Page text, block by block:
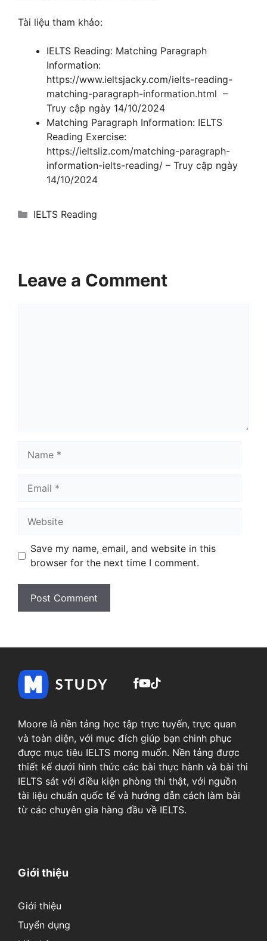
Tài liệu tham khảo:
IELTS Reading: Matching Paragraph
Information:
https://www.ieltsjacky.com/ielts-reading-
matching-paragraph-information.html –
Truy cập ngày 14/10/2024
Matching Paragraph Information: IELTS
Reading Exercise:
https://ieltsliz.com/matching-paragraph-
information-ielts-reading/ – Truy cập ngày
14/10/2024
Categories
IELTS Reading
Leave a Comment
Save my name, email, and website in this
browser for the next time I comment.
Moore là nền tảng học tập trực tuyến, trực quan
và toàn diện, với mục đích giúp bạn chinh phục
được mục tiêu IELTS mong muốn. Nền tảng được
thiết kế dưới hình thức các bài thực hành và bài thi
IELTS sát với điều kiện phòng thi thật, với nguồn
tài liệu chuẩn quốc tế và hướng dẫn cách làm bài
từ các chuyên gia hàng đầu về IELTS.
Giới thiệu
Giới thiệu
Tuyển dụng